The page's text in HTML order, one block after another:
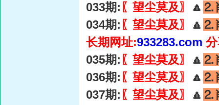
033期: 〖望尘莫及〗 🔼 ⒉
034期: 〖望尘莫及〗 🔼 ⒉
长期网址:933283.com
035期: 〖望尘莫及〗 🔼 ⒉
036期: 〖望尘莫及〗 🔼 ⒉
037期: 〖望尘莫及〗 🔼 ⒉